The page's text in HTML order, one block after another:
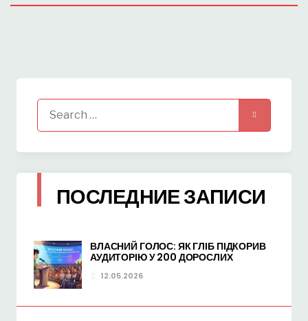
ПОСЛЕДНИЕ ЗАПИСИ
ВЛАСНИЙ ГОЛОС: ЯК ГЛІБ ПІДКОРИВ
АУДИТОРІЮ У 200 ДОРОСЛИХ
12.05.2026